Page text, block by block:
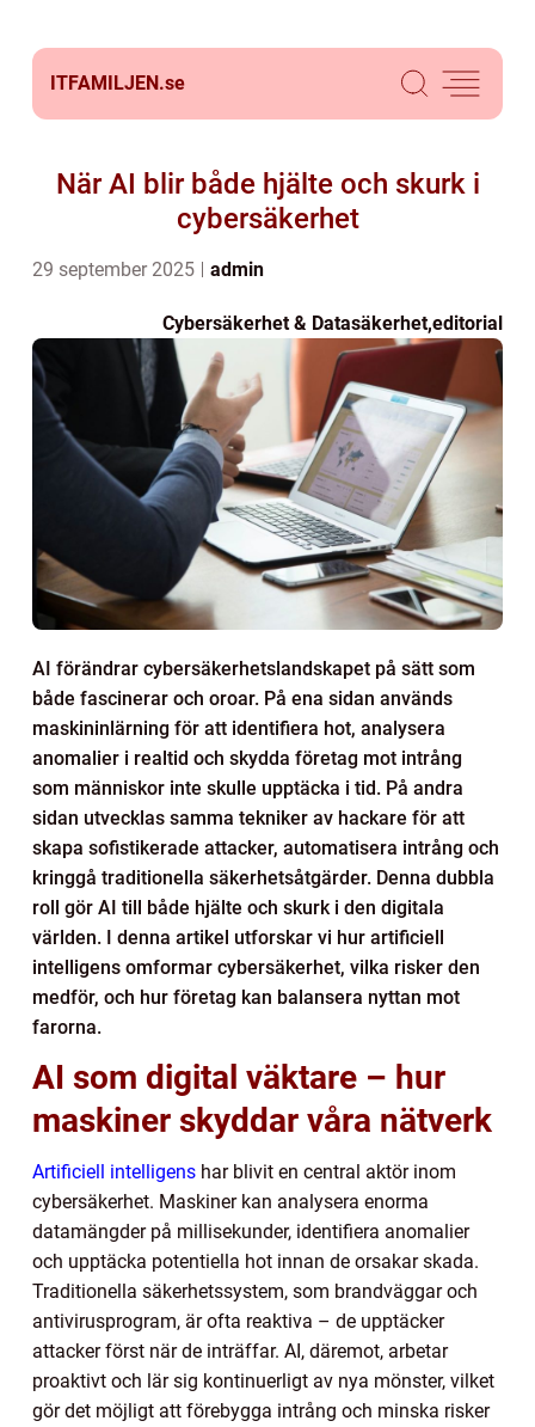
ITFAMILJEN.se
När AI blir både hjälte och skurk i
cybersäkerhet
29 september 2025 admin
Cybersäkerhet & Datasäkerhet,editorial
AI förändrar cybersäkerhetslandskapet på sätt som
både fascinerar och oroar. På ena sidan används
maskininlärning för att identifiera hot, analysera
anomalier i realtid och skydda företag mot intrång
som människor inte skulle upptäcka i tid. På andra
sidan utvecklas samma tekniker av hackare för att
skapa sofistikerade attacker, automatisera intrång och
kringgå traditionella säkerhetsåtgärder. Denna dubbla
roll gör AI till både hjälte och skurk i den digitala
världen. I denna artikel utforskar vi hur artificiell
intelligens omformar cybersäkerhet, vilka risker den
medför, och hur företag kan balansera nyttan mot
farorna.
AI som digital väktare – hur
maskiner skyddar våra nätverk
Artificiell intelligens har blivit en central aktör inom
cybersäkerhet. Maskiner kan analysera enorma
datamängder på millisekunder, identifiera anomalier
och upptäcka potentiella hot innan de orsakar skada.
Traditionella säkerhetssystem, som brandväggar och
antivirusprogram, är ofta reaktiva – de upptäcker
attacker först när de inträffar. AI, däremot, arbetar
proaktivt och lär sig kontinuerligt av nya mönster, vilket
gör det möjligt att förebygga intrång och minska risker